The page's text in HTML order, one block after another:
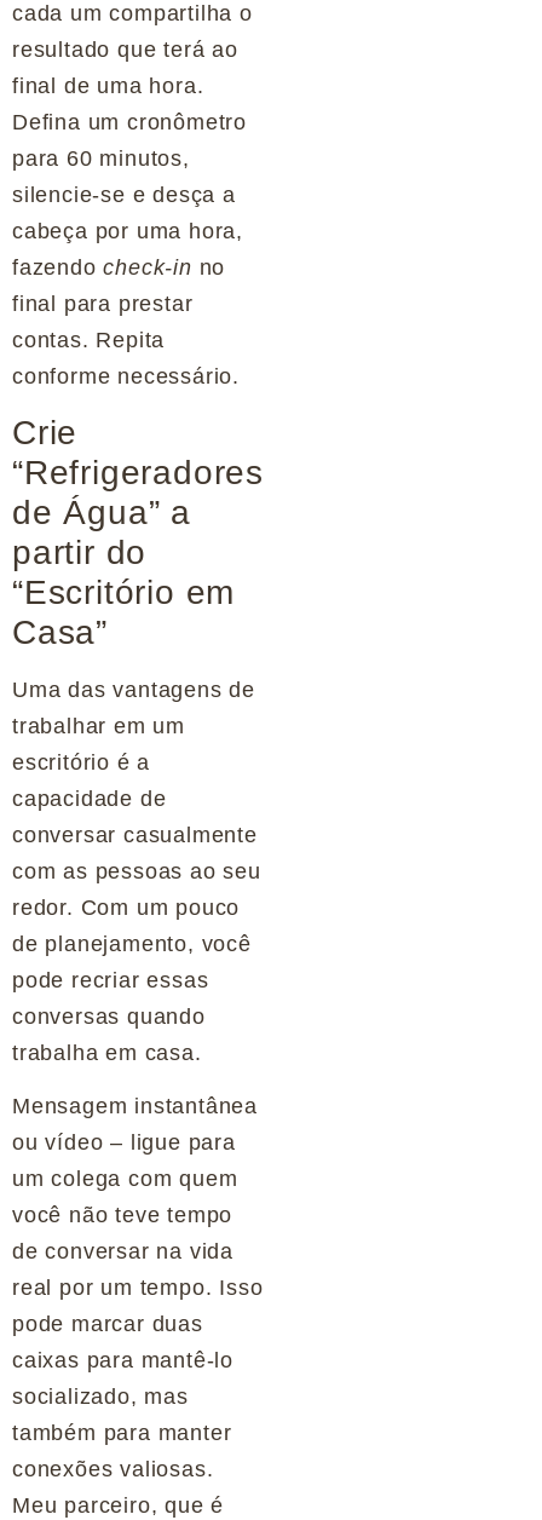
cada um compartilha o
resultado que terá ao
final de uma hora.
Defina um cronômetro
para 60 minutos,
silencie-se e desça a
cabeça por uma hora,
fazendocheck-in no
final para prestar
contas. Repita
conforme necessário.
Crie
“Refrigeradores
de Água” a
partir do
“Escritório em
Casa”
Uma das vantagens de
trabalhar em um
escritório é a
capacidade de
conversar casualmente
com as pessoas ao seu
redor. Com um pouco
de planejamento, você
pode recriar essas
conversas quando
trabalha em casa.
Mensagem instantânea
ou vídeo – ligue para
um colega com quem
você não teve tempo
de conversar na vida
real por um tempo. Isso
pode marcar duas
caixas para mantê-lo
socializado, mas
também para manter
conexões valiosas.
Meu parceiro, que é